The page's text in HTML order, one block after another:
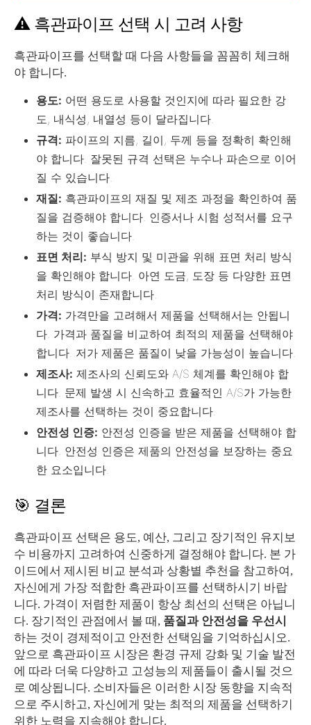
⚠️ 흑관파이프 선택 시 고려 사항
흑관파이프를 선택할 때 다음 사항들을 꼼꼼히 체크해
야 합니다.
용도: 어떤 용도로 사용할 것인지에 따라 필요한 강
도, 내식성, 내열성 등이 달라집니다.
규격: 파이프의 지름, 길이, 두께 등을 정확히 확인해
야 합니다. 잘못된 규격 선택은 누수나 파손으로 이어
질 수 있습니다.
재질: 흑관파이프의 재질 및 제조 과정을 확인하여 품
질을 검증해야 합니다. 인증서나 시험 성적서를 요구
하는 것이 좋습니다.
표면 처리: 부식 방지 및 미관을 위해 표면 처리 방식
을 확인해야 합니다. 아연 도금, 도장 등 다양한 표면
처리 방식이 존재합니다.
가격: 가격만을 고려해서 제품을 선택해서는 안됩니
다. 가격과 품질을 비교하여 최적의 제품을 선택해야
합니다. 저가 제품은 품질이 낮을 가능성이 높습니다.
제조사: 제조사의 신뢰도와 A/S 체계를 확인해야 합
니다. 문제 발생 시 신속하고 효율적인 A/S가 가능한
제조사를 선택하는 것이 중요합니다.
안전성 인증: 안전성 인증을 받은 제품을 선택해야 합
니다. 안전성 인증은 제품의 안전성을 보장하는 중요
한 요소입니다.
🎯 결론
흑관파이프 선택은 용도, 예산, 그리고 장기적인 유지보
수 비용까지 고려하여 신중하게 결정해야 합니다. 본 가
이드에서 제시된 비교 분석과 상황별 추천을 참고하여,
자신에게 가장 적합한 흑관파이프를 선택하시기 바랍
니다. 가격이 저렴한 제품이 항상 최선의 선택은 아닙니
다. 장기적인 관점에서 볼 때, 품질과 안전성을 우선시
하는 것이 경제적이고 안전한 선택임을 기억하십시오.
앞으로 흑관파이프 시장은 환경 규제 강화 및 기술 발전
에 따라 더욱 다양하고 고성능의 제품들이 출시될 것으
로 예상됩니다. 소비자들은 이러한 시장 동향을 지속적
으로 주시하고, 자신에게 맞는 최적의 제품을 선택하기
위한 노력을 지속해야 합니다.